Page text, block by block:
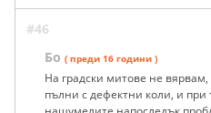
#46
Бо ( преди 16 години )
На градски митове не
пълни с дефектни коли, и при